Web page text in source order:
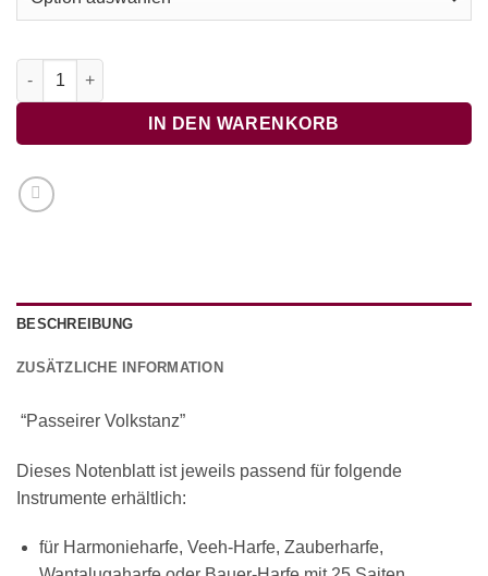
Passeirer Volkstanz Menge
IN DEN WARENKORB
BESCHREIBUNG
ZUSÄTZLICHE INFORMATION
“Passeirer Volkstanz”
Dieses Notenblatt ist jeweils passend für folgende
Instrumente erhältlich:
für Harmonieharfe, Veeh-Harfe, Zauberharfe,